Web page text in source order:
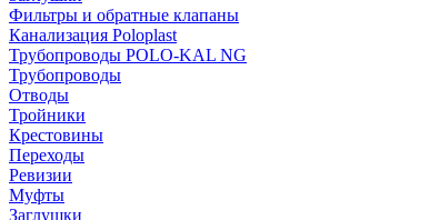
Фильтры и обратные клапаны
Канализация Poloplast
Трубопроводы POLO-KAL NG
Трубопроводы
Отводы
Тройники
Крестовины
Переходы
Ревизии
Муфты
Заглушки